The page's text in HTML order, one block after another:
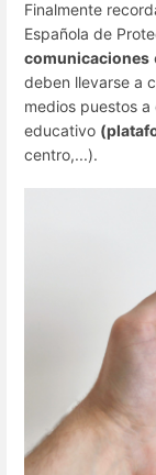
Finalmente
Española de
comunicaciones
deben llevarse a
medios puestos
educativo
centro,...).